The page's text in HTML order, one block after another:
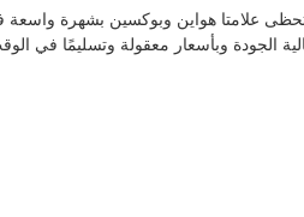
الجودة وبأسعار معقولة وتسليمًا في